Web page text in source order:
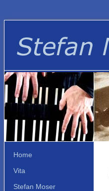
Home
Vita
Stefan Moser